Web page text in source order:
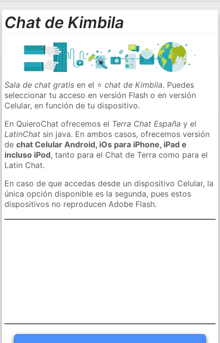
Chat de Kimbila
Sala de chat gratis en el ⭐chat de Kimbila. Puedes
seleccionar tu acceso en versión Flash o en versión
Celular, en función de tu dispositivo.
En QuieroChat ofrecemos el Terra Chat España y el
LatinChat sin java. En ambos casos, ofrecemos versión
dechat Celular Android, iOs para iPhone, iPad e
incluso iPod, tanto para el Chat de Terra como para el
Latin Chat.
En caso de que accedas desde un dispositivo Celular, la
única opción disponible es la segunda, pues estos
dispositivos no reproducen Adobe Flash.